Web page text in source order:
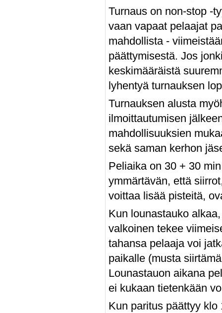
Turnaus on non-stop -
vaan vapaat pelaajat
mahdollista -
päättymisestä. Jos
keskimääräistä
lyhentyä turnauksen
Turnauksen alusta
ilmoittautumisen
mahdollisuuksien
sekä saman kerhon
Peliaika on 30 + 30
ymmärtävän, että
voittaa lisää pisteitä,
Kun lounastauko
valkoinen tekee
tahansa pelaaja voi
paikalle (musta
Lounastauon aikana
ei kukaan tietenkään
Kun paritus päättyy